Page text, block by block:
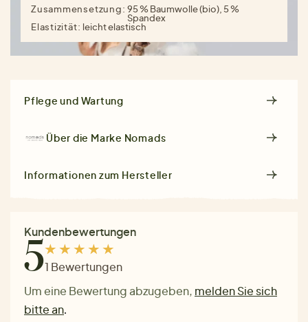
Zusammensetzung:95 % Baumwolle (bio), 5 %
Spandex
Elastizität: leicht elastisch
Pflege und Wartung
Über die Marke Nomads
Informationen zum Hersteller
Kundenbewertungen
51 Bewertungen
Um eine Bewertung abzugeben, melden Sie sich
bitte an.